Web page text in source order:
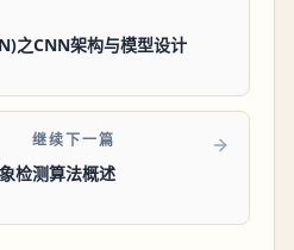
之CNN架构与模型设计
继续下一篇
检测算法概述